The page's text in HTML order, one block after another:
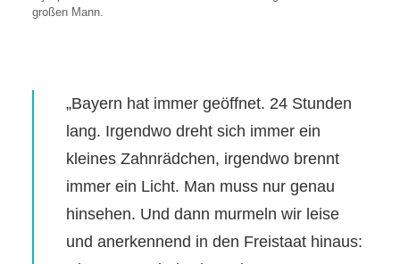
großen Mann.
„Bayern hat immer geöffnet. 24 Stunden
lang. Irgendwo dreht sich immer ein
kleines Zahnrädchen, irgendwo brennt
immer ein Licht. Man muss nur genau
hinsehen. Und dann murmeln wir leise
und anerkennend in den Freistaat hinaus: